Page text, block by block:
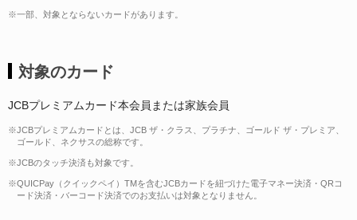
※一部、対象とならないカードがあります。
対象のカード
JCBプレミアムカード本会員または家族会員
※JCBプレミアムカードとは、JCB ザ・クラス、プラチナ、ゴールド ザ・プレミア、
ゴールド、ネクサスの総称です。
※JCBのタッチ決済も対象です。
※QUICPay（クイックペイ）TMを含むJCBカードを紐づけた電子マネー決済・QRコ
ード決済・バーコード決済でのお支払いは対象となりません。